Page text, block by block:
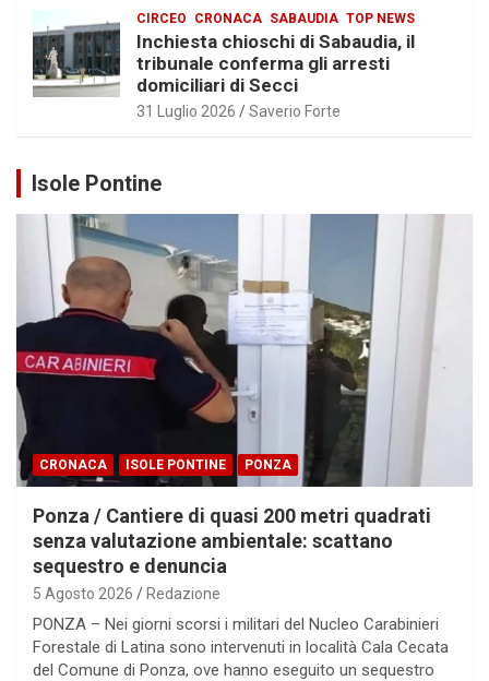
CIRCEO CRONACA SABAUDIA TOP NEWS
Inchiesta chioschi di Sabaudia, il
tribunale conferma gli arresti
domiciliari di Secci
31 Luglio 2026 Saverio Forte
Isole Pontine
CRONACA ISOLE PONTINE PONZA
Ponza / Cantiere di quasi 200 metri quadrati
senza valutazione ambientale: scattano
sequestro e denuncia
5 Agosto 2026 Redazione
PONZA – Nei giorni scorsi i militari del Nucleo Carabinieri
Forestale di Latina sono intervenuti in località Cala Cecata
del Comune di Ponza, ove hanno eseguito un sequestro